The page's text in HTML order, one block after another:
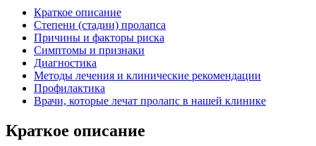
Краткое описание
Степени (стадии) пролапса
Причины и факторы риска
Симптомы и признаки
Диагностика
Методы лечения и клинические рекомендации
Профилактика
Врачи, которые лечат пролапс в нашей клинике
Краткое описание